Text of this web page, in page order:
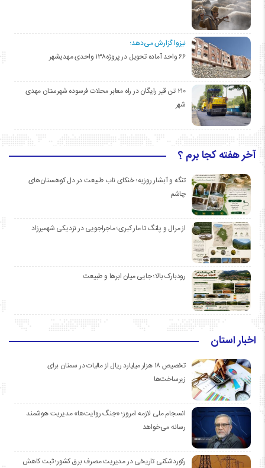
نیزوا گزارش می‌دهد؛
۶۶ واحد آماده تحویل در پروژه۱۳۸ واحدی مهدیشهر
۲۱۰ تن قیر رایگان در راه معابر محلات فرسوده شهرستان مهدی
شهر
آخر هفته کجا برم ؟
تنگه و آبشار روزیه؛ خنکای ناب طبیعت در دل کوهستان‌های
چاشم
از مرال و پلنگ تا مار کبری؛ ماجراجویی در نزدیکی شهمیرزاد
رودبارک بالا؛ جایی میان ابرها و طبیعت
اخبار استان
تخصیص ۱۸ هزار میلیارد ریال از مالیات در سمنان برای
زیرساخت‌ها
انسجام ملی لازمه امروز؛ «جنگ روایت‌ها» مدیریت هوشمند
رسانه می‌خواهد
رکوردشکنی تاریخی در مدیریت مصرف برق کشور؛ ثبت کاهش